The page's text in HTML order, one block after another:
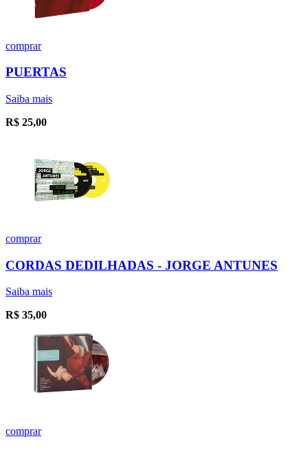
comprar
PUERTAS
Saiba mais
R$ 25,00
comprar
CORDAS DEDILHADAS - JORGE ANTUNES
Saiba mais
R$ 35,00
comprar